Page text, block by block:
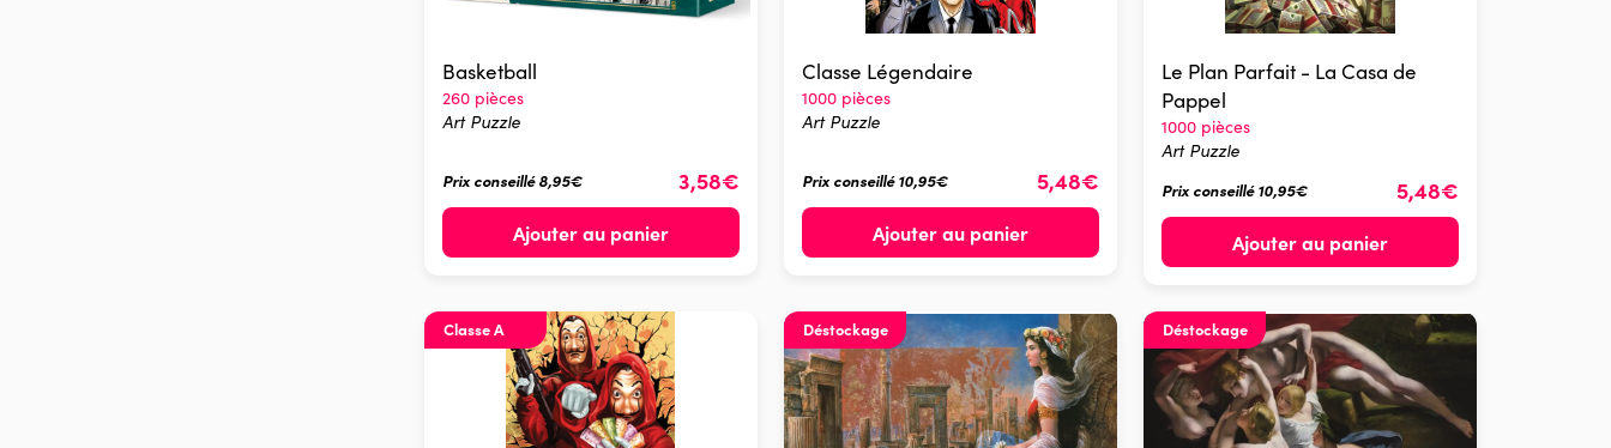
Basketball
260 pièces
Art Puzzle
Prix conseillé 8,95€ 3,58€
Ajouter au panier
Classe Légendaire
1000 pièces
Art Puzzle
Prix conseillé 10,95€ 5,48€
Ajouter au panier
Le Plan Parfait - La Casa de
Pappel
1000 pièces
Art Puzzle
Prix conseillé 10,95€ 5,48€
Ajouter au panier
Classe A Déstockage Déstockage